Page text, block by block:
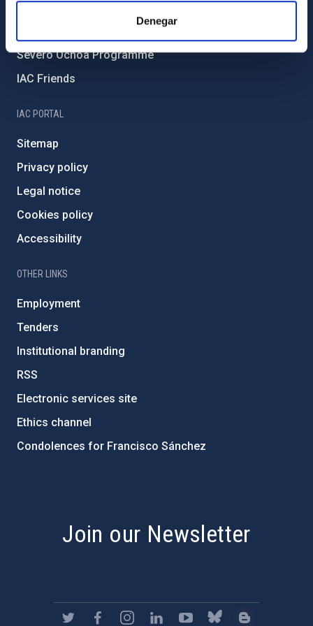
Denegar
IAC Projects
Severo Ochoa Programme
IAC Friends
IAC PORTAL
Sitemap
Privacy policy
Legal notice
Cookies policy
Accessibility
OTHER LINKS
Employment
Tenders
Institutional branding
RSS
Electronic services site
Ethics channel
Condolences for Francisco Sánchez
Join our Newsletter